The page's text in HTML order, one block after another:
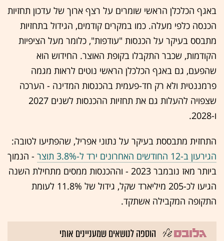
באגף הכלכלן הראשי שומרים על רצף ארוך של עדכון תחזיות
הכנסה כלפי מעלה. כמו במקרים קודמים, הגידול בתחזיות
מתבסס בעיקר על הכנסות "עודפות", כלומר מעל הציפיות
הקודמות, שכבר התקבלו בקופת האוצר. החידוש הוא
שהפעם, גם באגף הכלכלן הראשי נוטים לראות מגמה
פרמננטית ולא רק חד-פעמית בהכנסות המדינה - הערכה
שצפויה להעלות גם את תחזיות ההכנסות לשנים 2027
ו-2028.
התחזית מתבססת בעיקר על נתוני אפריל, שהפתיעו לטובה:
הגירעון ב-12 החודשים האחרונים ירד ל-3.8% תוצר
- הנמוך
ביותר מאז נובמבר 2023 - וההכנסות ממסים מתחילת השנה
הגיעו לכ-205 מיליארד שקל, גידול של 11.8% לעומת
התקופה המקבילה אשתקד.
הוספה לנושאים שמעניינים אותי